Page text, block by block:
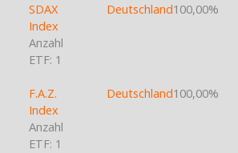
SDAX
Index
Anzahl
ETF: 1
Deutschland100,00%
F.A.Z.
Index
Anzahl
ETF: 1
Deutschland100,00%